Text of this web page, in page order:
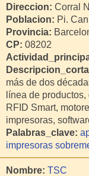
Direccion: Corral
Poblacion: Pi.
Provincia:
CP: 08202
más de dos
línea de
RFID Smart,
impresoras,
Palabras_clave:
impresoras
Nombre: TSC